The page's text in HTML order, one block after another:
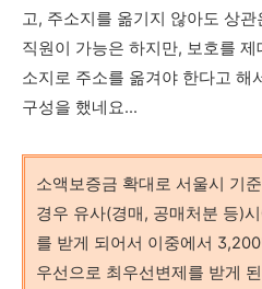
고, 주소지를 옮기지 않아도 상
직원이 가능은 하지만, 보호를
소지로 주소를 옮겨야 한다고 해
구성을 했네요...
소액보증금 확대로 서울시 기
경우 유사(경매, 공매처분 등)
를 받게 되어서 이중에서
우선으로 최우선변제를 받게